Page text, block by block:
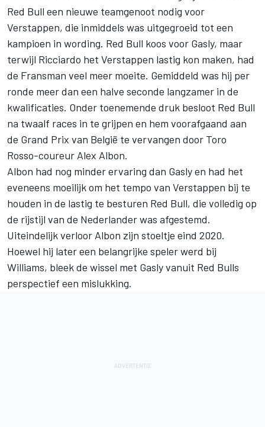
Red Bull een nieuwe teamgenoot nodig voor
Verstappen, die inmiddels was uitgegroeid tot een
kampioen in wording. Red Bull koos voor Gasly, maar
terwijl Ricciardo het Verstappen lastig kon maken, had
de Fransman veel meer moeite. Gemiddeld was hij per
ronde meer dan een halve seconde langzamer in de
kwalificaties. Onder toenemende druk besloot Red Bull
na twaalf races in te grijpen en hem voorafgaand aan
de Grand Prix van België te vervangen door Toro
Rosso-coureur Alex Albon.
Albon had nog minder ervaring dan Gasly en had het
eveneens moeilijk om het tempo van Verstappen bij te
houden in de lastig te besturen Red Bull, die volledig op
de rijstijl van de Nederlander was afgestemd.
Uiteindelijk verloor Albon zijn stoeltje eind 2020.
Hoewel hij later een belangrijke speler werd bij
Williams, bleek de wissel met Gasly vanuit Red Bulls
perspectief een mislukking.